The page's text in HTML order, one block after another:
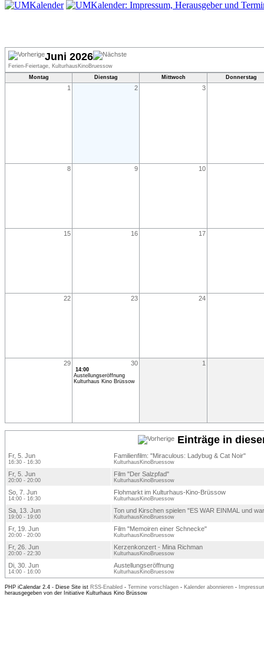
Juni 2026
Ferien-Feiertage, KulturhausKinoBruessow
Montag
Dienstag Mittwoch Donnerstag
1 2 3
8 9 10
15 16 17
22 23 24
29 30
14:00
Austellungseröffnung
Kulturhaus Kino Brüssow
1
Einträge in
Fr, 5. Jun
16:30 - 16:30
Familienfilm: "Miraculous: Ladybug & Cat Noir"
KulturhausKinoBruessow
Fr, 5. Jun
20:00 - 20:00
Film "Der Salzpfad"
KulturhausKinoBruessow
So, 7. Jun
14:00 - 16:30
Flohmarkt im Kulturhaus-Kino-Brüssow
KulturhausKinoBruessow
Sa, 13. Jun
19:00 - 19:00
Ton und Kirschen spielen "ES WAR EINMAL und
KulturhausKinoBruessow
Fr, 19. Jun
20:00 - 20:00
Film "Memoiren einer Schnecke"
KulturhausKinoBruessow
Fr, 26. Jun
20:00 - 22:30
Kerzenkonzert - Mina Richman
KulturhausKinoBruessow
Di, 30. Jun
14:00 - 16:00
Austellungseröffnung
KulturhausKinoBruessow
PHP iCalendar 2.4 - Diese Site ist RSS-Enabled - Termine vorschlagen - Kalender abonnieren -
herausgegeben von der Initiative Kulturhaus Kino Brüssow